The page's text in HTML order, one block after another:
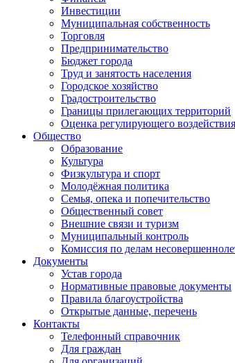
Инвестиции
Муниципальная собственность
Торговля
Предпринимательство
Бюджет города
Труд и занятость населения
Городское хозяйство
Градостроительство
Границы прилегающих территорий
Оценка регулирующего воздействия
Общество
Образование
Культура
Физкультура и спорт
Молодёжная политика
Семья, опека и попечительство
Общественный совет
Внешние связи и туризм
Муниципальный контроль
Комиссия по делам
Документы
Устав города
Нормативные правовые документы
Правила благоустройства
Открытые данные, перечень
Контакты
Телефонный справочник
Для граждан